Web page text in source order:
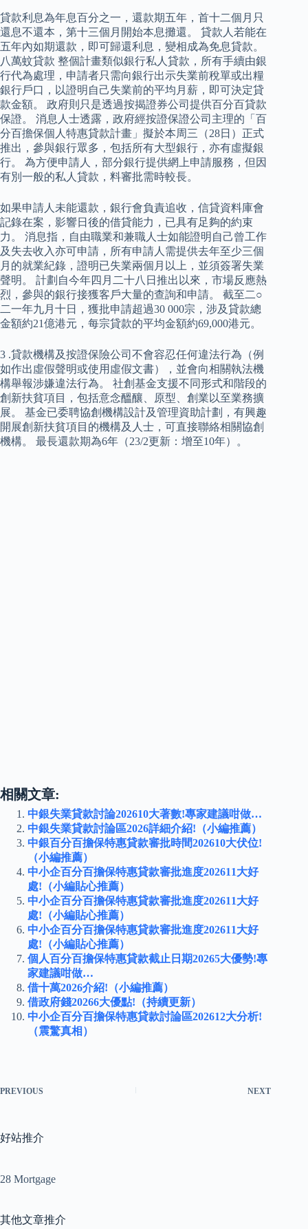
貸款利息為年息百分之一，還款期五年，首十二個月只
還息不還本，第十三個月開始本息攤還。 貸款人若能在
五年內如期還款，即可歸還利息，變相成為免息貸款。
八萬蚊貸款 整個計畫類似銀行私人貸款，所有手續由銀
行代為處理，申請者只需向銀行出示失業前稅單或出糧
銀行戶口，以證明自己失業前的平均月薪，即可決定貸
款金額。 政府則只是透過按揭證券公司提供百分百貸款
保證。 消息人士透露，政府經按證保證公司主理的「百
分百擔保個人特惠貸款計畫」擬於本周三（28日）正式
推出，參與銀行眾多，包括所有大型銀行，亦有虛擬銀
行。 為方便申請人，部分銀行提供網上申請服務，但因
有別一般的私人貸款，料審批需時較長。
如果申請人未能還款，銀行會負責追收，信貸資料庫會
記錄在案，影響日後的借貸能力，已具有足夠的約束
力。 消息指，自由職業和兼職人士如能證明自己曾工作
及失去收入亦可申請，所有申請人需提供去年至少三個
月的就業紀錄，證明已失業兩個月以上，並須簽署失業
聲明。 計劃自今年四月二十八日推出以來，市場反應熱
烈，參與的銀行接獲客戶大量的查詢和申請。 截至二○
二一年九月十日，獲批申請超過30 000宗，涉及貸款總
金額約21億港元，每宗貸款的平均金額約69,000港元。
3 .貸款機構及按證保險公司不會容忍任何違法行為（例
如作出虛假聲明或使用虛假文書），並會向相關執法機
構舉報涉嫌違法行為。 社創基金支援不同形式和階段的
創新扶貧項目，包括意念醞釀、原型、創業以至業務擴
展。 基金已委聘協創機構設計及管理資助計劃，有興趣
開展創新扶貧項目的機構及人士，可直接聯絡相關協創
機構。 最長還款期為6年（23/2更新：增至10年）。
相關文章:
中銀失業貸款討論202610大著數!專家建議咁做…
中銀失業貸款討論區2026詳細介紹!（小編推薦）
中銀百分百擔保特惠貸款審批時間202610大伏位!
（小編推薦）
中小企百分百擔保特惠貸款審批進度202611大好
處!（小編貼心推薦）
中小企百分百擔保特惠貸款審批進度202611大好
處!（小編貼心推薦）
中小企百分百擔保特惠貸款審批進度202611大好
處!（小編貼心推薦）
個人百分百擔保特惠貸款截止日期20265大優勢!專
家建議咁做…
借十萬2026介紹!（小編推薦）
借政府錢20266大優點!（持續更新）
中小企百分百擔保特惠貸款討論區202612大分析!
（震驚真相）
PREVIOUS NEXT
好站推介
28 Mortgage
其他文章推介